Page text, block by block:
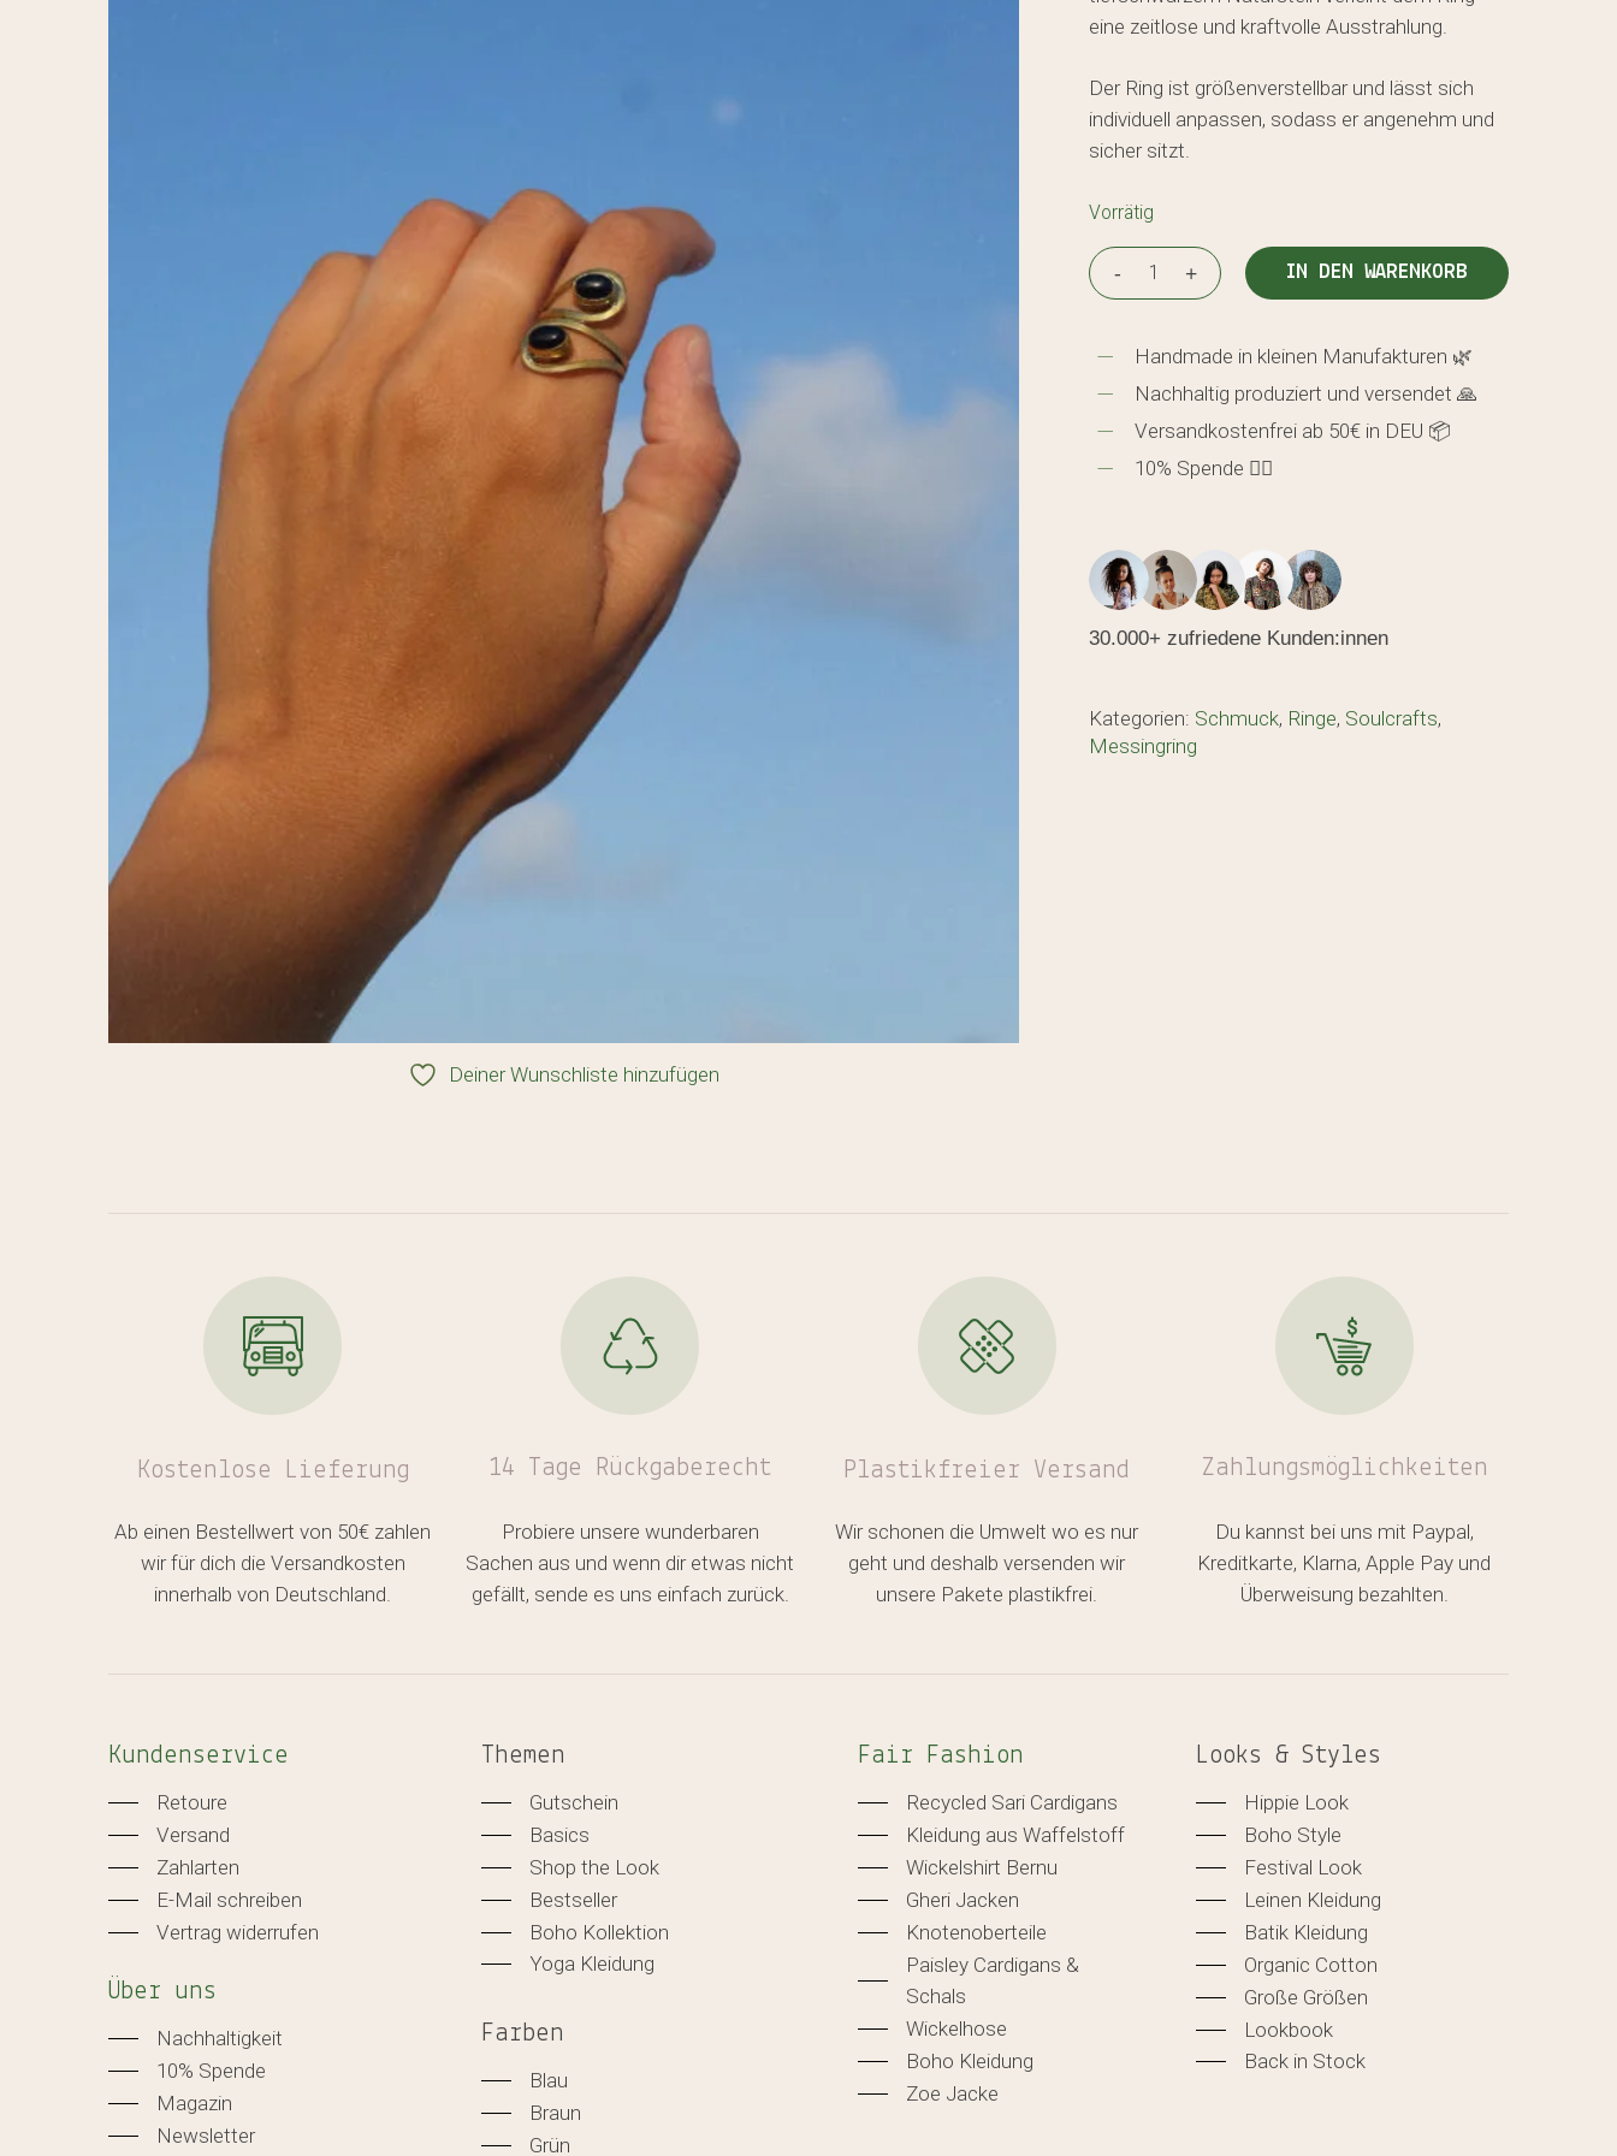
Deiner Wunschliste hinzufügen
eine zeitlose und kraftvolle Ausstrahlung.
Der Ring ist größenverstellbar und lässt sich
individuell anpassen, sodass er angenehm und
sicher sitzt.
Vorrätig
IN DEN WARENKORB
Handmade in kleinen Manufakturen 🌿
Nachhaltig produziert und versendet 🙏
Versandkostenfrei ab 50€ in DEU 📦
10% Spende 🖐🏼
30.000+ zufriedene Kunden:innen
Kategorien: Schmuck, Ringe, Soulcrafts,
Messingring
Kostenlose Lieferung
Ab einen Bestellwert von 50€ zahlen
wir für dich die Versandkosten
innerhalb von Deutschland.
14 Tage Rückgaberecht
Probiere unsere wunderbaren
Sachen aus und wenn dir etwas nicht
gefällt, sende es uns einfach zurück.
Plastikfreier Versand
Wir schonen die Umwelt wo es nur
geht und deshalb versenden wir
unsere Pakete plastikfrei.
Zahlungsmöglichkeiten
Du kannst bei uns mit Paypal,
Kreditkarte, Klarna, Apple Pay und
Überweisung bezahlten.
Kundenservice
Retoure
Versand
Zahlarten
E-Mail schreiben
Vertrag widerrufen
Über uns
Nachhaltigkeit
10% Spende
Magazin
Newsletter
Themen
Gutschein
Basics
Shop the Look
Bestseller
Boho Kollektion
Yoga Kleidung
Farben
Blau
Braun
Grün
Fair Fashion
Recycled Sari Cardigans
Kleidung aus Waffelstoff
Wickelshirt Bernu
Gheri Jacken
Knotenoberteile
Paisley Cardigans &
Schals
Wickelhose
Boho Kleidung
Zoe Jacke
Looks & Styles
Hippie Look
Boho Style
Festival Look
Leinen Kleidung
Batik Kleidung
Organic Cotton
Große Größen
Lookbook
Back in Stock